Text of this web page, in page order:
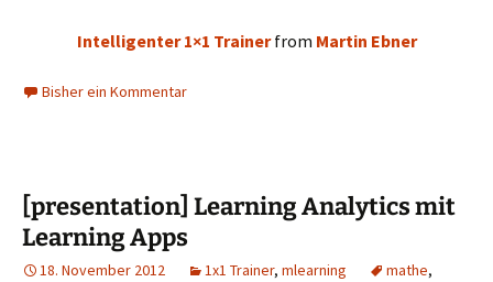
Intelligenter 1×1 Trainer from Martin Ebner
Bisher ein Kommentar
[presentation] Learning Analytics mit
Learning Apps
18. November 2012 1x1 Trainer, mlearning mathe,